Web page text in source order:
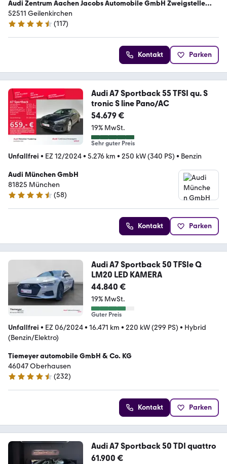
Audi Zentrum Aachen Jacobs Automobile GmbH Zweigstelle
Geilenkirchen
52511 Geilenkirchen
4.7 Sterne
(117)
Kontakt Parken
Audi A7 Sportback 55 TFSI qu. S
tronic S line Pano/AC
54.679 €
19% MwSt.
Sehr guter Preis
Unfallfrei • EZ 12/2024• 5.276 km • 250 kW (340 PS) • Benzin
Audi München GmbH
81825 München
4.6 Sterne
(58)
Kontakt Parken
Audi A7 Sportback 50 TFSIe Q
LM20 LED KAMERA
44.840 €
19% MwSt.
Guter Preis
Unfallfrei • EZ 06/2024• 16.471 km • 220 kW (299 PS) • Hybrid
(Benzin/Elektro)
Tiemeyer automobile GmbH & Co. KG
46047 Oberhausen
4.4 Sterne
(232)
Kontakt Parken
Audi A7 Sportback 50 TDI quattro
61.900 €